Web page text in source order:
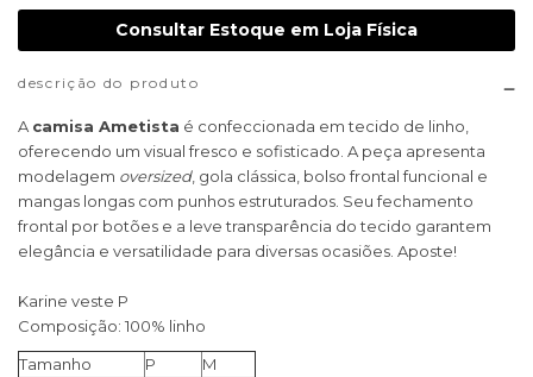
Consultar Estoque em Loja Física
descrição do produto
A camisa Ametista é confeccionada em tecido de linho,
oferecendo um visual fresco e sofisticado. A peça apresenta
modelagem oversized, gola clássica, bolso frontal funcional e
mangas longas com punhos estruturados. Seu fechamento
frontal por botões e a leve transparência do tecido garantem
elegância e versatilidade para diversas ocasiões. Aposte!
Karine veste P
Composição: 100% linho
Tamanho
P
M